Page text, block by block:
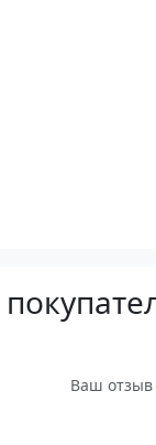
Ваш отзыв